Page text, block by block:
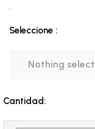
.
Seleccione :
Nothing
Cantidad: